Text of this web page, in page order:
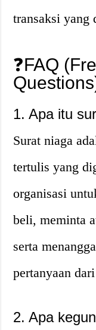
transaksi yang
❓FAQ
1. Apa itu
Surat niaga
tertulis yang
organisasi
beli, meminta
serta
pertanyaan
2. Apa